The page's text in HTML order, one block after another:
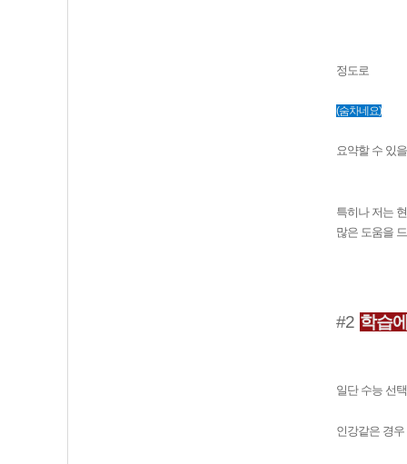
정도로
(숨차네요)
요약할 수 있
특히나 저는
많은 도움을
#2 학습
일단 수능 선
인강같은 경